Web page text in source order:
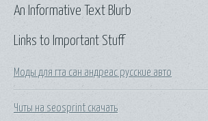
Links to Important Stuff
Моды для гта сан андреас русские авто
Читы на seosprint скачать
An Informative Text Blurb